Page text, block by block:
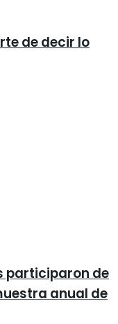
de decir lo
participaron de
anual de